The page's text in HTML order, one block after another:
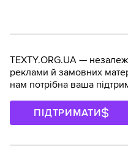
TEXTY.ORG.UA —
реклами й замовних
нам потрібна ваша
ПІДТРИМАТИ